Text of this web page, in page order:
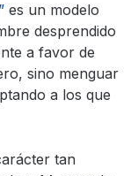
es un modelo
desprendido
a favor de
sino menguar
a los que
tan